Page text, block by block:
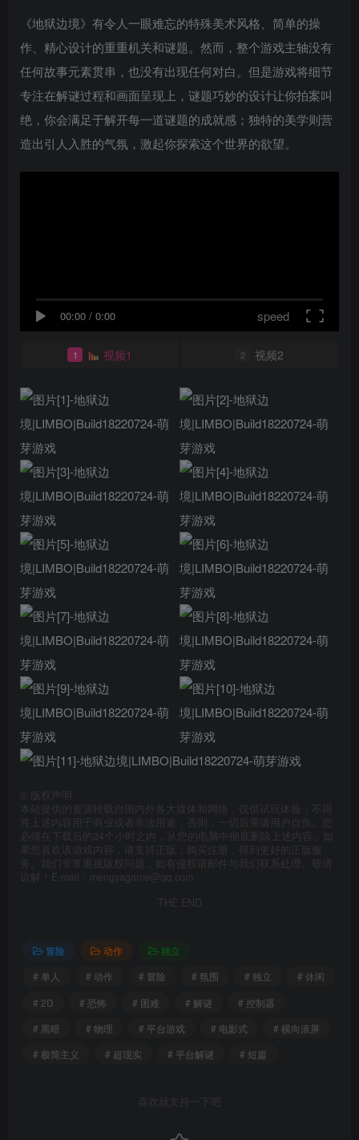
《地狱边境》有令人一眼难忘的特殊美术风格、简单的操
作、精心设计的重重机关和谜题。然而，整个游戏主轴没有
任何故事元素贯串，也没有出现任何对白。但是游戏将细节
专注在解谜过程和画面呈现上，谜题巧妙的设计让你拍案叫
绝，你会满足于解开每一道谜题的成就感；独特的美学则营
造出引人入胜的气氛，激起你探索这个世界的欲望。
00:00 / 0:00 speed
1 视频1 2 视频2
版权声明
本站提供的资源转载自国内外各大媒体和网络，仅供试玩体验；不得
将上述内容用于商业或者非法用途，否则，一切后果请用户自负。您
必须在下载后的24个小时之内，从您的电脑中彻底删除上述内容。如
果您喜欢该游戏内容，请支持正版，购买注册，得到更好的正版服
务。我们非常重视版权问题，如有侵权请邮件与我们联系处理。敬请
谅解！E-mail：mengyagame@qq.com
THE END
冒险 动作
独立
# 单人
# 动作 # 冒险 # 氛围 # 独立
# 休闲
# 2D
# 恐怖 # 困难 # 解谜
# 控制器
# 黑暗
# 物理 # 平台游戏 # 电影式
# 横向滚屏
# 极简主义
# 超现实 # 平台解谜 # 短篇
喜欢就支持一下吧